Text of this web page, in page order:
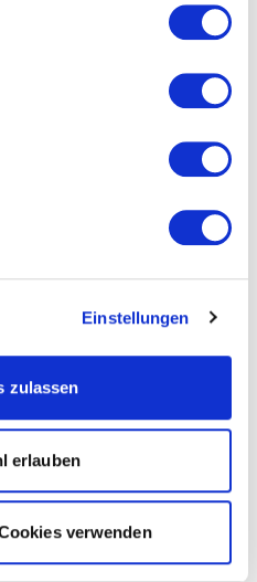
weiterhin nutzen.
Einstellungen
zulassen
erlauben
verwenden